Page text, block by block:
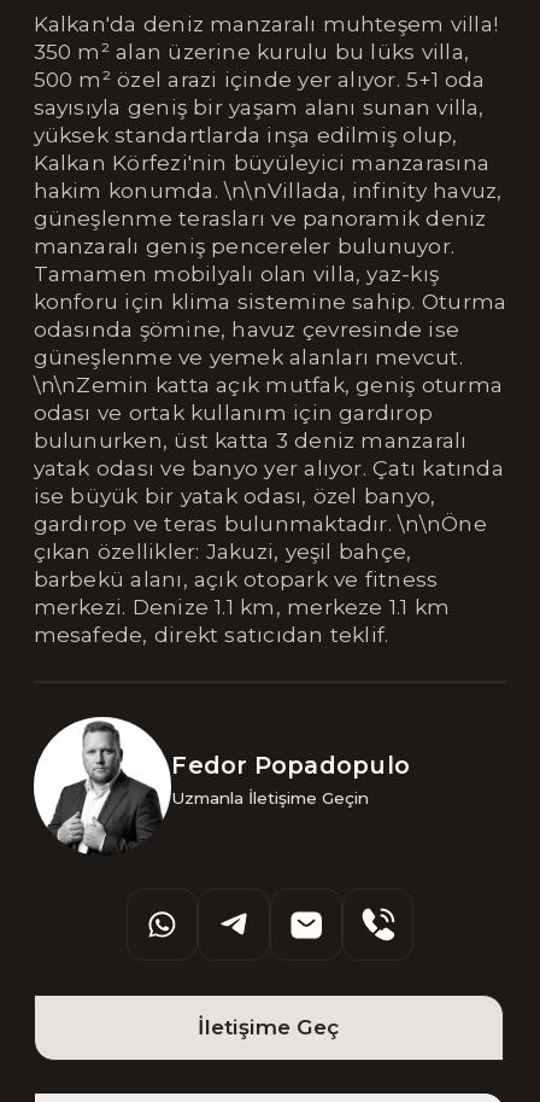
Kalkan'da deniz manzaralı muhteşem villa!
350 m² alan üzerine kurulu bu lüks villa,
500 m² özel arazi içinde yer alıyor. 5+1 oda
sayısıyla geniş bir yaşam alanı sunan villa,
yüksek standartlarda inşa edilmiş olup,
Kalkan Körfezi'nin büyüleyici manzarasına
hakim konumda. \n\nVillada, infinity havuz,
güneşlenme terasları ve panoramik deniz
manzaralı geniş pencereler bulunuyor.
Tamamen mobilyalı olan villa, yaz-kış
konforu için klima sistemine sahip. Oturma
odasında şömine, havuz çevresinde ise
güneşlenme ve yemek alanları mevcut.
\n\nZemin katta açık mutfak, geniş oturma
odası ve ortak kullanım için gardırop
bulunurken, üst katta 3 deniz manzaralı
yatak odası ve banyo yer alıyor. Çatı katında
ise büyük bir yatak odası, özel banyo,
gardırop ve teras bulunmaktadır. \n\nÖne
çıkan özellikler: Jakuzi, yeşil bahçe,
barbekü alanı, açık otopark ve fitness
merkezi. Denize 1.1 km, merkeze 1.1 km
mesafede, direkt satıcıdan teklif.
Fedor Popadopulo
Uzmanla İletişime Geçin
İletişime Geç